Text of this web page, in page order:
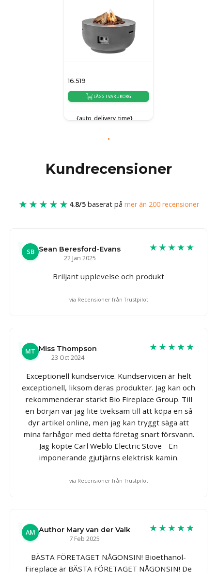
16.519
LÄGG I VARUKORG
{auto_delivery_time}
Kundrecensioner
★★★★★ 4.8/5baserat på mer än 200 recensioner
SB Sean Beresford-Evans
22 Jan 2025
★★★★★
Briljant upplevelse och produkt
via Recensioner från Trustpilot
MT Miss Thompson
23 Oct 2024
★★★★★
Exceptionell kundservice. Kundservicen är helt
exceptionell, liksom deras produkter. Jag kan och
rekommenderar starkt Bio Fireplace Group. Till
en början var jag lite tveksam till att köpa en så
dyr artikel online, men jag kan tryggt säga att
mina farhågor med detta företag snart försvann.
Jag köpte Carl Weblo Electric Stove - En
imponerande gjutjärns elektrisk kamin.
via Recensioner från Trustpilot
AM Author Mary van der Valk
7 Feb 2025
★★★★★
BÄSTA FÖRETAGET NÅGONSIN! Bioethanol-
Fireplace är BÄSTA FÖRETAGET NÅGONSIN! De